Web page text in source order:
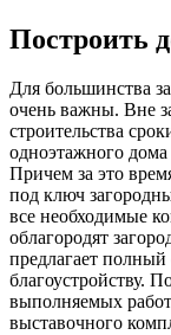
Построить
Для большинства
очень важны. Вне
строительства
одноэтажного
Причем за это
под ключ
все необходимые
облагородят
предлагает полный
благоустройству.
выполняемых
выставочного